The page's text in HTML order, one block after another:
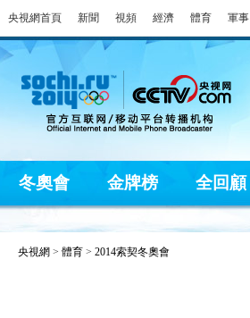
央視網首頁 新聞 視頻 經濟 體育 軍事
冬奧會 金牌榜 全回顧
央視網 > 體育 > 2014索契冬奧會